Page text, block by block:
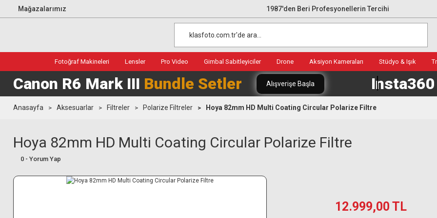
Mağazalarımız 1987'den Beri Profesyonellerin Tercihi
Fotoğraf Makineleri Lensler Pro Video Gimbal Sabitleyiciler Drone Aksiyon Kameraları Stüdyo & Işık
Canon R6 Mark III Bundle Setler Alışverişe Başla
Anasayfa Aksesuarlar Filtreler Polarize Filtreler Hoya 82mm HD Multi Coating Circular Polarize Filtre
Hoya 82mm HD Multi Coating Circular Polarize Filtre
0 - Yorum Yap
12.999,00 TL